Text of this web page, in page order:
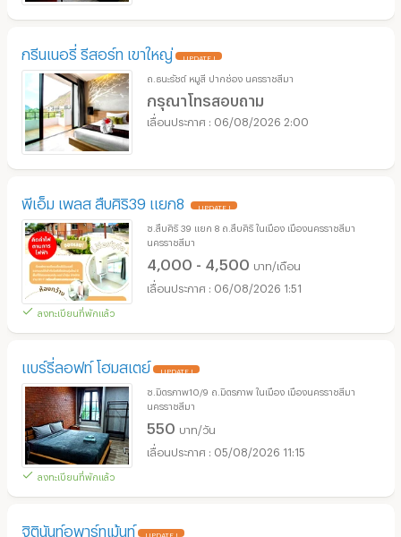
กรีนเนอรี่ รีสอร์ท เขาใหญ่ UPDATE !
ถ.ธนะรัชต์ หมูสี ปากช่อง นครราชสีมา
กรุณาโทรสอบถาม
06/08/2026 2:00
พีเอ็ม เพลส สืบศิริ39 แยก8 UPDATE !
ลงทะเบียนที่พักแล้ว
ซ.สืบศิริ 39 แยก 8 ถ.สืบศิริ ในเมือง เมืองนครราชสีมา
นครราชสีมา
4,000 - 4,500 บาท/เดือน
06/08/2026 1:51
แบร์รี่ลอฟท์ โฮมสเตย์ UPDATE !
ลงทะเบียนที่พักแล้ว
ซ.มิตรภาพ10/9 ถ.มิตรภาพ ในเมือง เมืองนครราชสีมา
นครราชสีมา
550 บาท/วัน
05/08/2026 11:15
ฐิตินันท์อพาร์ทเม้นท์ UPDATE !